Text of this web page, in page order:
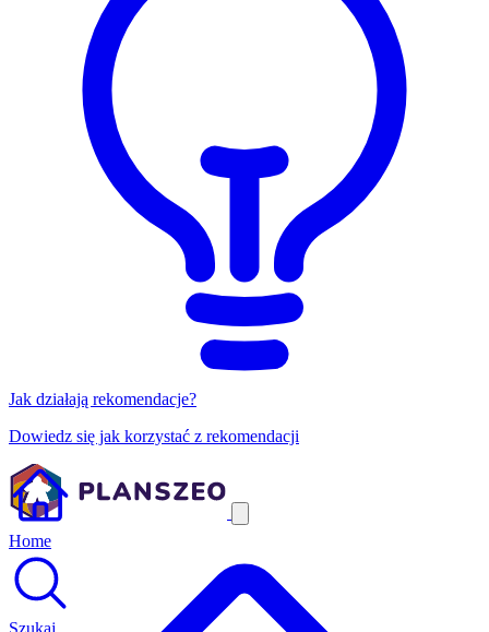
Jak działają rekomendacje?
Dowiedz się jak korzystać z rekomendacji
Home
Szukaj